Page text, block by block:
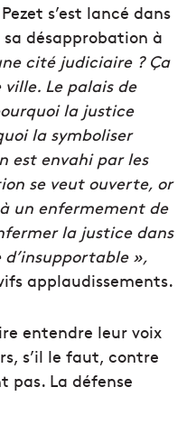
s’est lancé dans
désapprobation à
cité judiciaire ? Ça
ville. Le palais de
la justice
la symboliser
est envahi par les
se veut ouverte, or
un enfermement de
la justice dans
»,
applaudissements.
entendre leur voix
s’il le faut, contre
pas. La défense